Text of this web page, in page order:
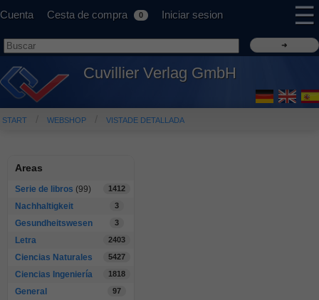
Cuenta Cesta de compra 0 Iniciar sesion ☰
Cuvillier Verlag GmbH
START WEBSHOP VISTADE DETALLADA
Areas
Serie de libros (99) 1412
Nachhaltigkeit 3
Gesundheitswesen 3
Letra 2403
Ciencias Naturales 5427
Ciencias Ingeniería 1818
General 97